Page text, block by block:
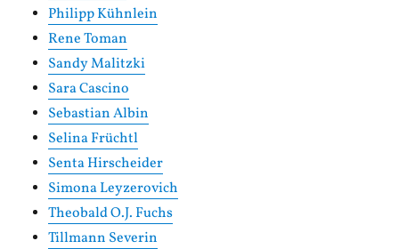
Philipp Kühnlein
Rene Toman
Sandy Malitzki
Sara Cascino
Sebastian Albin
Selina Früchtl
Senta Hirscheider
Simona Leyzerovich
Theobald O.J. Fuchs
Tillmann Severin